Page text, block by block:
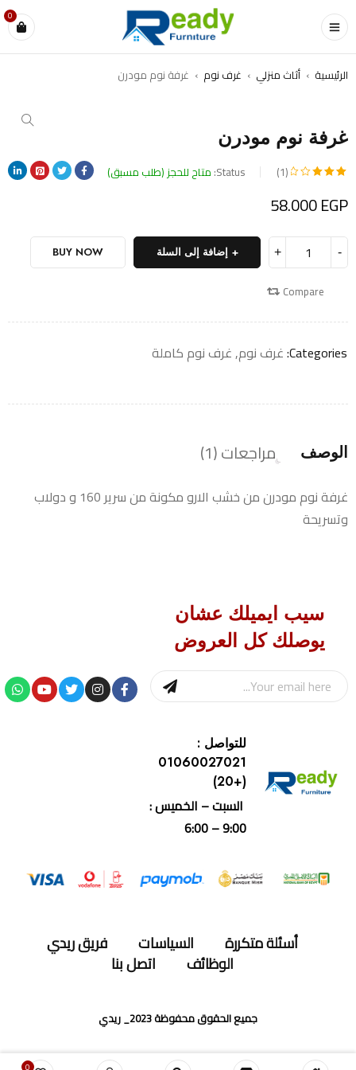
0
الرئيسية › أثاث منزلي › غرف نوم › غرفة نوم مودرن
غرفة نوم مودرن
بـ
تقييم
(1)
Status: متاح للحجز (طلب مسبق)
58.000EGP
إضافة إلى السلة BUY NOW
Compare
Categories: غرف نوم,غرف نوم كاملة
الوصف مراجعات (1)
غرفة نوم مودرن من خشب الارو مكونة من سرير 160 و دولاب
وتسريحة
سيب ايميلك عشان
يوصلك كل العروض
للتواصل :
01060027021
(+20)
السبت – الخميس :
9:00 – 6:00
أسئلة متكررة السياسات فريق ريدي
الوظائف اتصل بنا
جميع الحقوق محفوظة 2023_ ريدي